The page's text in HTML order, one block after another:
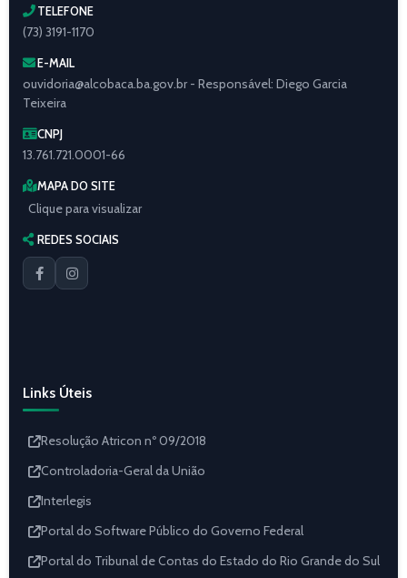
TELEFONE
(73) 3191-1170
E-MAIL
ouvidoria@alcobaca.ba.gov.br - Responsável: Diego Garcia
Teixeira
CNPJ
13.761.721.0001-66
MAPA DO SITE
Clique para visualizar
REDES SOCIAIS
Links Úteis
Resolução Atricon nº 09/2018
Controladoria-Geral da União
Interlegis
Portal do Software Público do Governo Federal
Portal do Tribunal de Contas do Estado do Rio Grande do Sul